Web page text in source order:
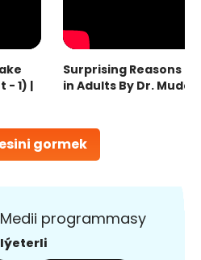
gormek
- 1) |
Surprising Reasons
in Adults By Dr.
programmasy